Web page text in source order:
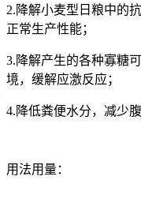
2. 降解小麦型日粮中的
正常生产性能；
3. 降解产生的各种寡糖
境，缓解应激反应；
4. 降低粪便水分，减少腹
用法用量：